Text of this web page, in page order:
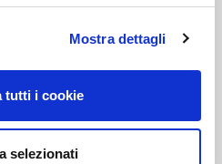
Mostra dettagli
tutti i cookie
selezionati